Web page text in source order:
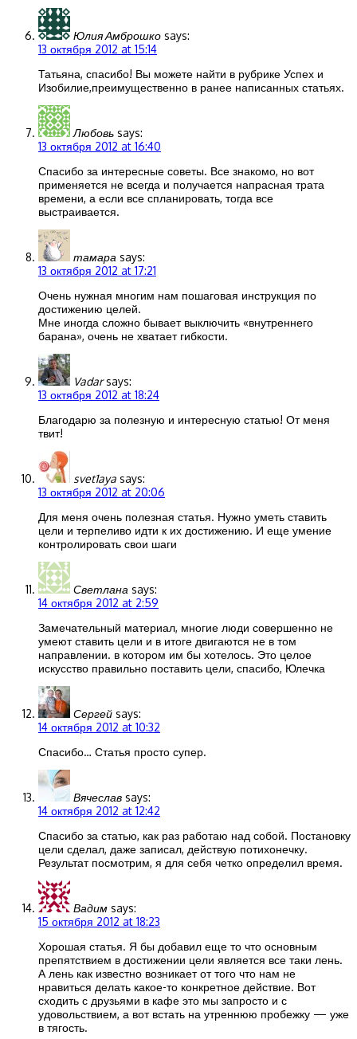
Юлия Амброшко says:
13 октября 2012 at 15:14
Татьяна, спасибо! Вы можете найти в рубрике Успех и
Изобилие,преимущественно в ранее написанных статьях.
Любовь says:
13 октября 2012 at 16:40
Спасибо за интересные советы. Все знакомо, но вот
применяется не всегда и получается напрасная трата
времени, а если все спланировать, тогда все
выстраивается.
тамара says:
13 октября 2012 at 17:21
Очень нужная многим нам пошаговая инструкция по
достижению целей.
Мне иногда сложно бывает выключить «внутреннего
барана», очень не хватает гибкости.
Vadar says:
13 октября 2012 at 18:24
Благодарю за полезную и интересную статью! От меня
твит!
svet1aya says:
13 октября 2012 at 20:06
Для меня очень полезная статья. Нужно уметь ставить
цели и терпеливо идти к их достижению. И еще умение
контролировать свои шаги
Светлана says:
14 октября 2012 at 2:59
Замечательный материал, многие люди совершенно не
умеют ставить цели и в итоге двигаются не в том
направлении. в котором им бы хотелось. Это целое
искусство правильно поставить цели, спасибо, Юлечка
Сергей says:
14 октября 2012 at 10:32
Спасибо… Статья просто супер.
Вячеслав says:
14 октября 2012 at 12:42
Спасибо за статью, как раз работаю над собой. Постановку
цели сделал, даже записал, действую потихонечку.
Результат посмотрим, я для себя четко определил время.
Вадим says:
15 октября 2012 at 18:23
Хорошая статья. Я бы добавил еще то что основным
препятствием в достижении цели является все таки лень.
А лень как известно возникает от того что нам не
нравиться делать какое-то конкретное действие. Вот
сходить с друзьями в кафе это мы запросто и с
удовольствием, а вот встать на утреннюю пробежку — уже
в тягость.